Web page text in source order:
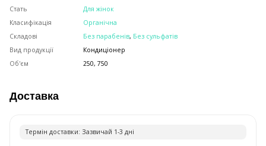
Стать
Для жінок
Класифікація
Органічна
Складові
Без парабенів, Без сульфатів
Вид продукції
Кондиціонер
Об'єм
250, 750
Доставка
Термiн доставки: Зазвичай 1-3 днi